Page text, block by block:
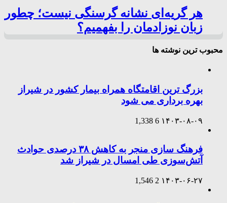
هر گریه‌ای نشانه گرسنگی نیست؛ چطور
زبان نوزادمان را بفهمیم؟
محبوب ترین نوشته ها
بزرگ ترین اقامتگاه همراه بیمار کشور در شیراز
بهره برداری می شود
۱۴۰۳-۰۸-۰۹ 6
1,338
فرهنگ سازی منجر به کاهش ۳۸ درصدی حوادث
آتش‌سوزی طی امسال در شیراز شد
۱۴۰۳-۰۶-۲۷ 2
1,546